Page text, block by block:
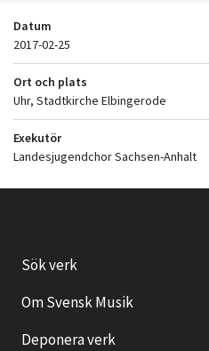
Datum
2017-02-25
Ort och plats
Uhr, Stadtkirche Elbingerode
Exekutör
Landesjugendchor Sachsen-Anhalt
Sök verk
Om Svensk Musik
Deponera verk